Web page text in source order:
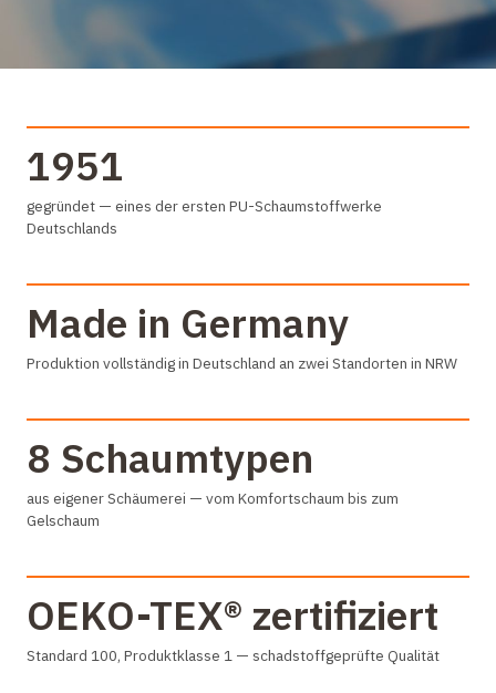
1951
gegründet — eines der ersten PU-Schaumstoffwerke
Deutschlands
Made in Germany
Produktion vollständig in Deutschland an zwei Standorten in NRW
8 Schaumtypen
aus eigener Schäumerei — vom Komfortschaum bis zum
Gelschaum
OEKO-TEX® zertifiziert
Standard 100, Produktklasse 1 — schadstoffgeprüfte Qualität